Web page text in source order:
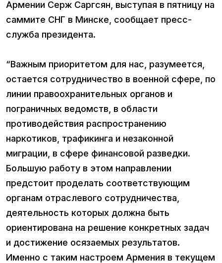
Армении Серж Саргсян, выступая в пятницу на
саммите СНГ в Минске, сообщает пресс-
служба президента.
“Важным приоритетом для нас, разумеется,
остается сотрудничество в военной сфере, по
линии правоохранительных органов и
пограничных ведомств, в области
противодействия распространению
наркотиков, трафикинга и незаконной
миграции, в сфере финансовой разведки.
Большую работу в этом направлении
предстоит проделать соответствующим
органам отраслевого сотрудничества,
деятельность которых должна быть
ориентирована на решение конкретных задач
и достижение осязаемых результатов.
Именно с таким настроем Армения в текущем